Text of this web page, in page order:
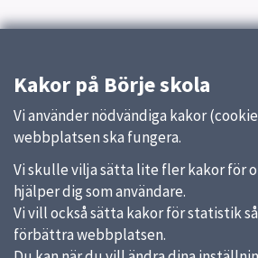
Kakor på Börje skola
Vi använder nödvändiga kakor
webbplatsen ska fungera.
Vi skulle vilja sätta lite fler kakor för
hjälper dig som användare.
Vi vill också sätta kakor för statistik
förbättra webbplatsen.